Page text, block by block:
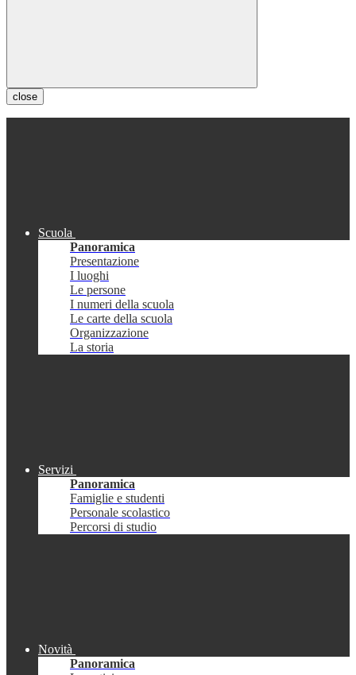
close
Scuola
Panoramica
Presentazione
I luoghi
Le persone
I numeri della scuola
Le carte della scuola
Organizzazione
La storia
Servizi
Panoramica
Famiglie e studenti
Personale scolastico
Percorsi di studio
Novità
Panoramica